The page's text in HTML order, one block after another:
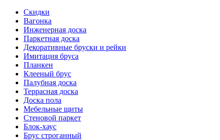
Скидки
Вагонка
Инженерная доска
Паркетная доска
Декоративные бруски и рейки
Имитация бруса
Планкен
Клееный брус
Палубная доска
Террасная доска
Доска пола
Мебельные щиты
Стеновой паркет
Блок-хаус
Брус строганный